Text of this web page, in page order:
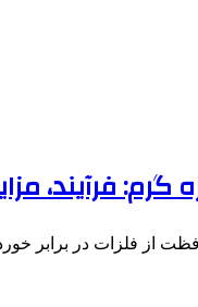
گرم: فرآیند،
از فلزات در برابر